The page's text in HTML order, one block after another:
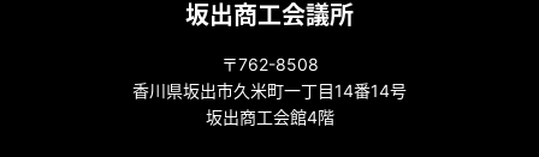
坂出商工会議所
〒762-8508
香川県坂出市久米町一丁目14番14号
坂出商工会館4階